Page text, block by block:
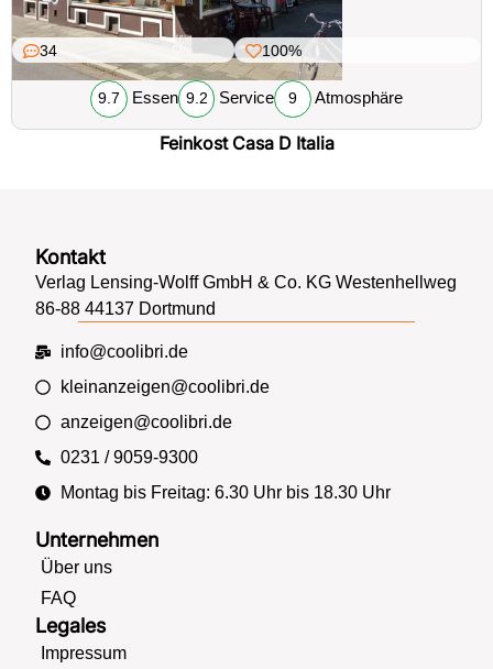
34 100%
9.7 Essen 9.2 Service 9 Atmosphäre
Feinkost Casa D Italia
Unternehmen
Über uns
FAQ
Legales
Impressum
Kontakt
Verlag Lensing-Wolff GmbH & Co. KG Westenhellweg
86-88 44137 Dortmund
info@coolibri.de
kleinanzeigen@coolibri.de
anzeigen@coolibri.de
0231 / 9059-9300
Montag bis Freitag: 6.30 Uhr bis 18.30 Uhr